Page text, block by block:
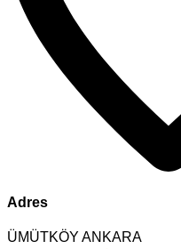
Adres
ÜMÜTKÖY ANKARA